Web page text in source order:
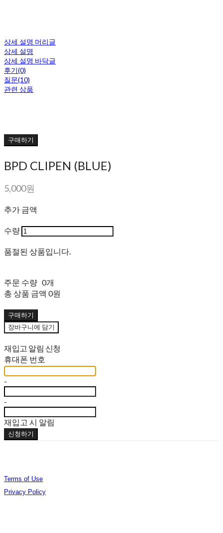
상세 설명 머리글
상세 설명
상세 설명 바닥글
후기(0)
질문(10)
관련 상품
구매하기
BPD CLIPEN (BLUE)
5,000원
추가 금액
수량
품절된 상품입니다.
주문 수량 0개
총 상품 금액 0원
구매하기
장바구니에 담기
재입고 알림 신청
휴대폰 번호
-
-
재입고 시 알림
신청하기
Terms of Use
Privacy Policy